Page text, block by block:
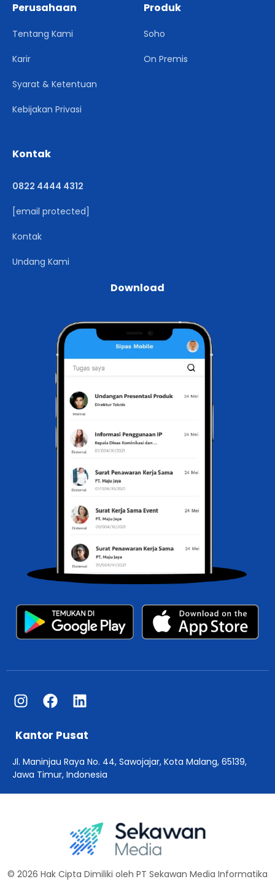
Perusahaan
Tentang Kami
Karir
Syarat & Ketentuan
Kebijakan Privasi
Produk
Soho
On Premis
Kontak
0822 4444 4312
[email protected]
Kontak
Undang Kami
Download
Kantor Pusat
Jl. Maninjau Raya No. 44, Sawojajar, Kota Malang, 65139,
Jawa Timur, Indonesia
© 2026 Hak Cipta Dimiliki oleh PT Sekawan Media Informatika